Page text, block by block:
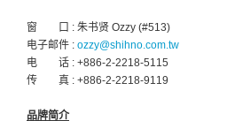
窗 口 : 朱书贤 Ozzy (#513)
电子邮件 : ozzy@shihno.com.tw
电 话 : +886-2-2218-5115
传 真 : +886-2-2218-9119
品牌简介